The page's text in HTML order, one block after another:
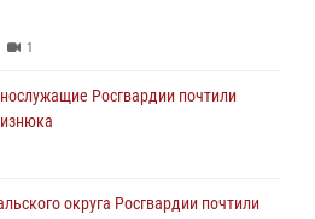
1
Росгвардии почтили
округа Росгвардии почтили